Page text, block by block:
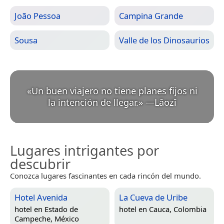
João Pessoa Campina Grande
Sousa Valle de los Dinosaurios
«Un buen viajero no tiene planes fijos ni
la intención de llegar.» —Lǎozǐ
Lugares intrigantes por
descubrir
Conozca lugares fascinantes en cada rincón del mundo.
Hotel Avenida
hotel en Estado de
Campeche, México
La Cueva de Uribe
hotel en Cauca, Colombia